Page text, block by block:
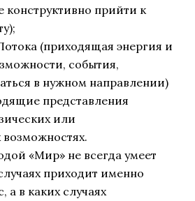
конструктивно прийти к
(приходящая энергия и
события,
в нужном направлении)
представления
или
возможностях.
«Мир» не всегда умеет
приходит именно
а в каких случаях